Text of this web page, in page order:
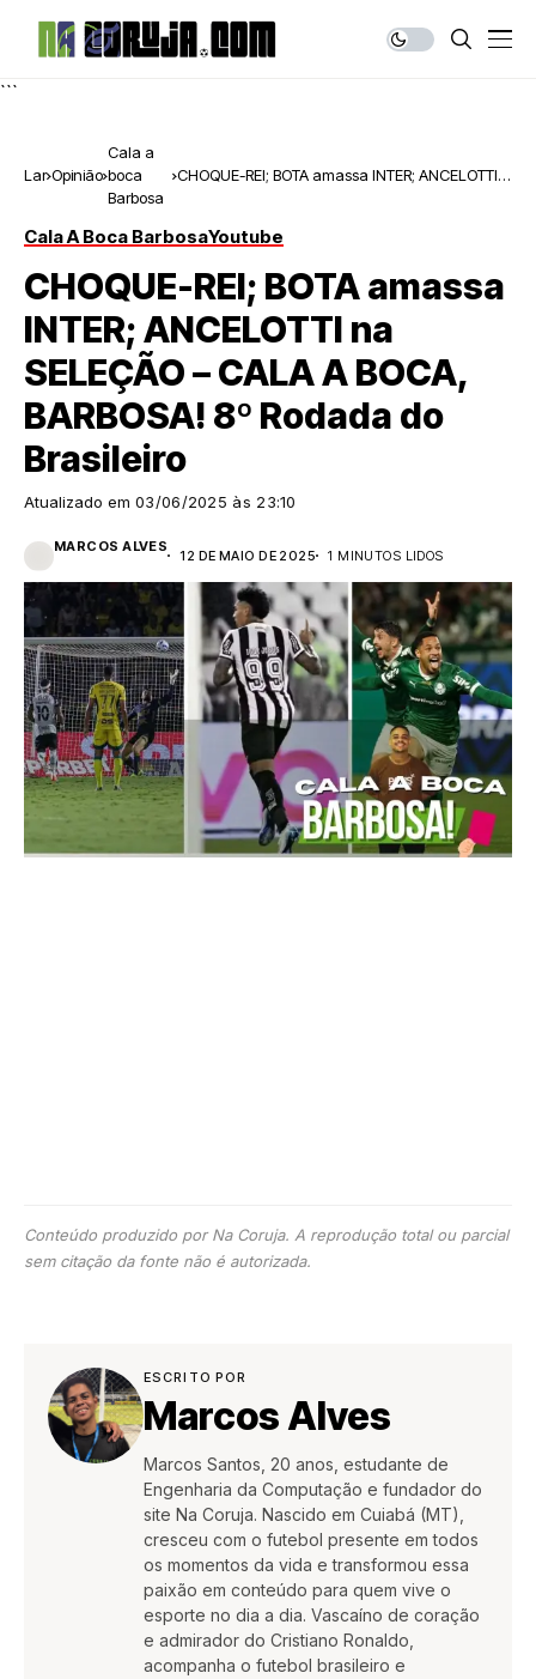
```
Lar Opinião
Cala a
boca
Barbosa
CHOQUE-REI; BOTA amassa INTER; ANCELOTTI
Cala A Boca BarbosaYoutube
CHOQUE-REI; BOTA amassa
INTER; ANCELOTTI na
SELEÇÃO – CALA A BOCA,
BARBOSA! 8º Rodada do
Brasileiro
Atualizado em 03/06/2025 às 23:10
MARCOS ALVES
12 DE MAIO DE 2025 1 MINUTOS LIDOS
Conteúdo produzido por Na Coruja. A reprodução total ou parcial
sem citação da fonte não é autorizada.
ESCRITO POR
Marcos Alves
Marcos Santos, 20 anos, estudante de
Engenharia da Computação e fundador do
site Na Coruja. Nascido em Cuiabá (MT),
cresceu com o futebol presente em todos
os momentos da vida e transformou essa
paixão em conteúdo para quem vive o
esporte no dia a dia. Vascaíno de coração
e admirador do Cristiano Ronaldo,
acompanha o futebol brasileiro e